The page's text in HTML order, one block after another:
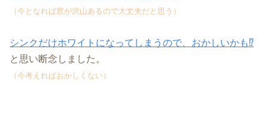
（今となれば窓が沢山あるので大丈夫だと思う）
シンクだけホワイトになってしまう ので、おかしいかも⁉︎
と思い断念しました。
（今考えればおかしくない）